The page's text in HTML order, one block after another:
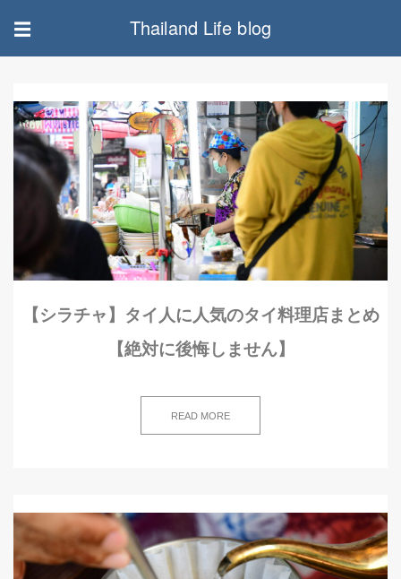
☰ Thailand Life blog
【シラチャ】タイ人に人気のタイ料理店まとめ
【絶対に後悔しません】
READ MORE